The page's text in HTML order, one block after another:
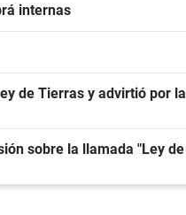
internas
de Tierras y advirtió por la
sobre la llamada "Ley de